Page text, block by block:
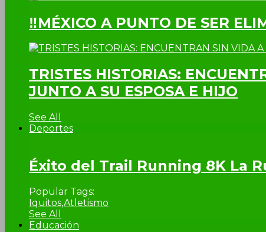
‼MÉXICO A PUNTO DE SER
TRISTES HISTORIAS:
JUNTO A SU ESPOSA E HIJO
See All
Deportes
Éxito del Trail Running 8K La
Popular Tags:
Iquitos,Atletismo
See All
Educación